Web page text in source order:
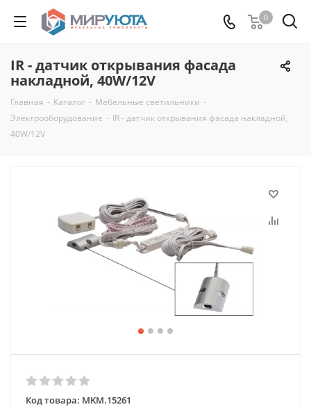
0
IR - датчик открывания фасада
накладной, 40W/12V
Главная - Каталог - Мебельные светильники -
Электрооборудование - IR - датчик открывания фасада накладной,
40W/12V
Код товара: MKM.15261